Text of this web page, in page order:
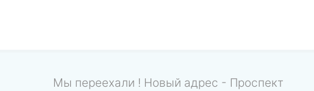
Мы переехали ! Новый адрес - Проспект